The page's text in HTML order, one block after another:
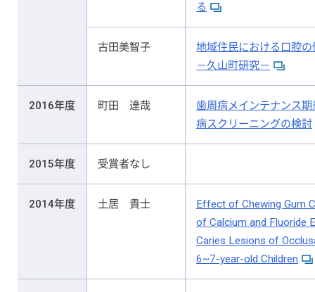
る
古田美智子
地域住民における口腔
－久山町研究－
2016年度 町田 達哉
歯周病メインテナンス
病スクリーニングの検討
2015年度 受賞者なし
2014年度 土居 貴士
Effect of Chewing Gum
of Calcium and Fluoride
Caries Lesions of
6~7-year-old Children